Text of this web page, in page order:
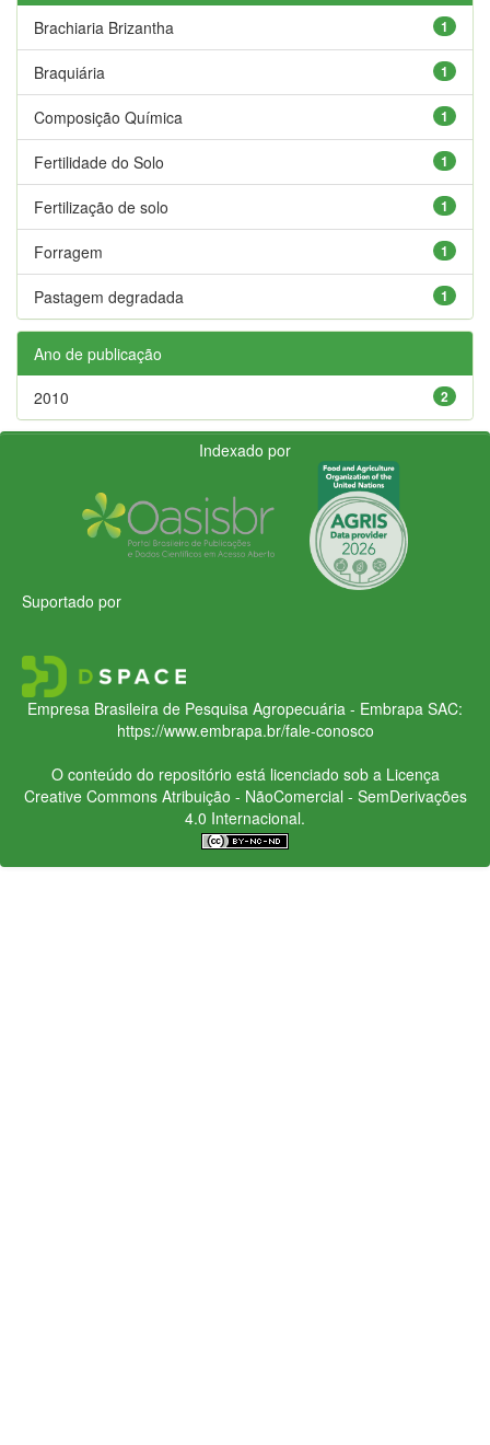
1
Brachiaria Brizantha
1
Braquiária
1
Composição Química
1
Fertilidade do Solo
1
Fertilização de solo
1
Forragem
1
Pastagem degradada
Ano de publicação
2
2010
Indexado por
Suportado por
Empresa Brasileira de Pesquisa Agropecuária - Embrapa SAC:
https://www.embrapa.br/fale-conosco
O conteúdo do repositório está licenciado sob a Licença
Creative CommonsAtribuição - NãoComercial - SemDerivações
4.0 Internacional.